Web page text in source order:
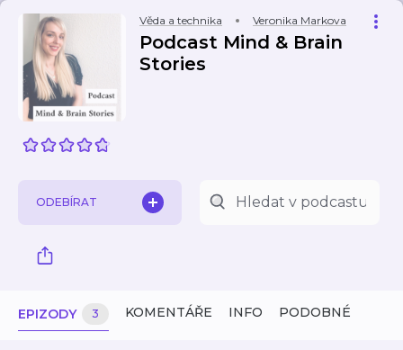
Věda a technika Veronika Markova
Podcast Mind & Brain
Stories
ODEBÍRAT
EPIZODY 3 KOMENTÁŘE INFO PODOBNÉ